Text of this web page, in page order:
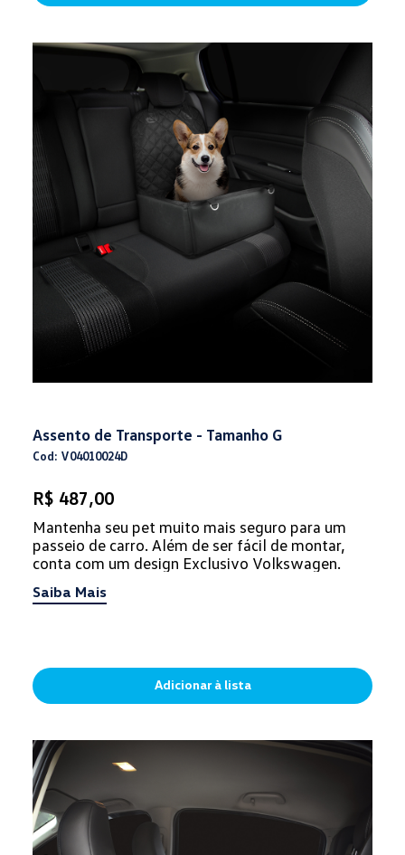
Assento de Transporte - Tamanho G
Cod: V04010024D
R$ 487,00
Mantenha seu pet muito mais seguro para um
passeio de carro. Além de ser fácil de montar,
conta com um design Exclusivo Volkswagen.
Saiba Mais
Adicionar à lista